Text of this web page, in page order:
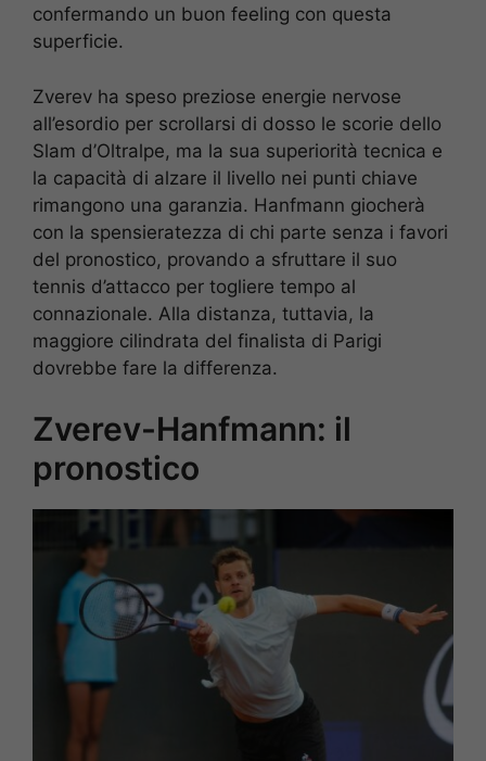
confermando un buon feeling con questa
superficie.
Zverev ha speso preziose energie nervose
all’esordio per scrollarsi di dosso le scorie dello
Slam d’Oltralpe, ma la sua superiorità tecnica e
la capacità di alzare il livello nei punti chiave
rimangono una garanzia. Hanfmann giocherà
con la spensieratezza di chi parte senza i favori
del pronostico, provando a sfruttare il suo
tennis d’attacco per togliere tempo al
connazionale. Alla distanza, tuttavia, la
maggiore cilindrata del finalista di Parigi
dovrebbe fare la differenza.
Zverev-Hanfmann: il
pronostico